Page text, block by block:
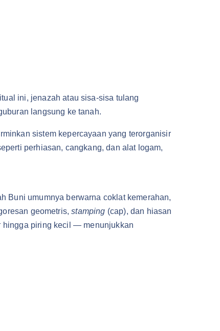
ini, jenazah atau sisa-sisa tulang
langsung ke tanah.
sistem kepercayaan yang terorganisir
perhiasan, cangkang, dan alat logam,
Buni umumnya berwarna coklat kemerahan,
geometris,stamping (cap), dan hiasan
hingga piring kecil — menunjukkan